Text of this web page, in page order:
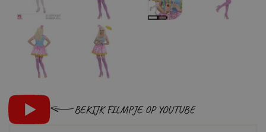
BEKIJK FILMPJE OP YOUTUBE